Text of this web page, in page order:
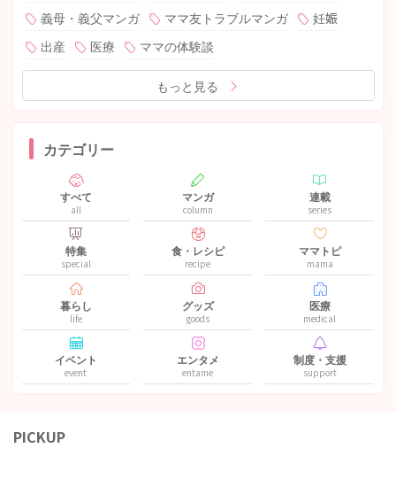
義母・義父マンガ
ママ友トラブルマンガ
妊娠
出産
医療 ママの体験談
もっと見る
カテゴリー
すべて
all
マンガ
column
連載
series
特集
special
食・レシピ
recipe
ママトピ
mama
暮らし
life
グッズ
goods
医療
medical
イベント
event
エンタメ
entame
制度・支援
support
PICKUP